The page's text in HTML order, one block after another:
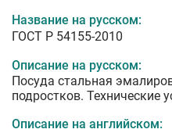
Название на русском:
ГОСТ Р 54155-2010
Описание на русском:
Посуда стальная
подростков. Технические
Описание на английском: